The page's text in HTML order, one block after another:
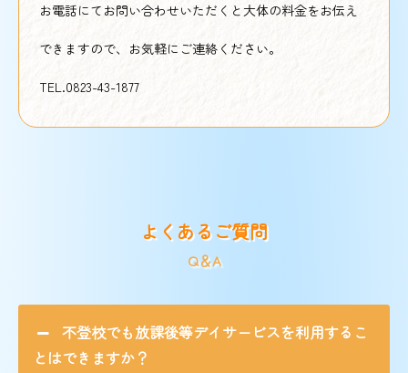
お電話にてお問い合わせいただくと大体の料金をお伝え
できますので、お気軽にご連絡ください。
TEL.0823-43-1877
よくあるご質問
Q＆A
不登校でも放課後等デイサービスを利用するこ
とはできますか？